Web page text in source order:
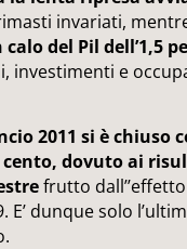
invariati,
del Pil dell’1,5
investimenti e
2011 si è chiuso
cento, dovuto ai
frutto
E’ dunque solo